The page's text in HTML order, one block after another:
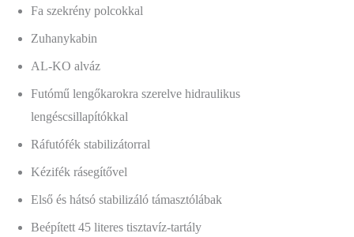
Fa szekrény polcokkal
Zuhanykabin
AL-KO alváz
Futómű lengőkarokra szerelve hidraulikus
lengéscsillapítókkal
Ráfutófék stabilizátorral
Kézifék rásegítővel
Első és hátsó stabilizáló támasztólábak
Beépített 45 literes tisztavíz-tartály